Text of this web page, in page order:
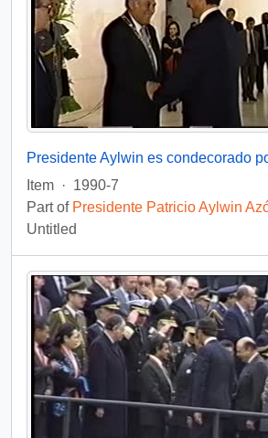
Item · 1990-7
Part of Presidente Patricio Aylwin
Untitled